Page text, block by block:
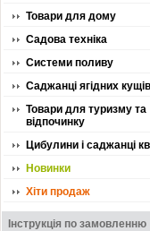
Товари для дому
Садова техніка
Системи поливу
Саджанці ягідних кущів
Товари для туризму та
відпочинку
Цибулини і саджанці
Новинки
Хіти продаж
Інструкція по замовленню